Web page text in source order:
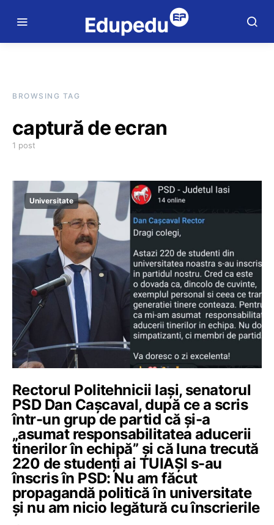
BROWSING TAG
captură de ecran
1 post
Universitate
Rectorul Politehnicii Iași, senatorul
PSD Dan Cașcaval, după ce a scris
într-un grup de partid că și-a
„asumat responsabilitatea aducerii
tinerilor în echipă” și că luna trecută
220 de studenți ai TUIAȘI s-au
înscris în PSD: Nu am făcut
propagandă politică în universitate
și nu am nicio legătură cu înscrierile